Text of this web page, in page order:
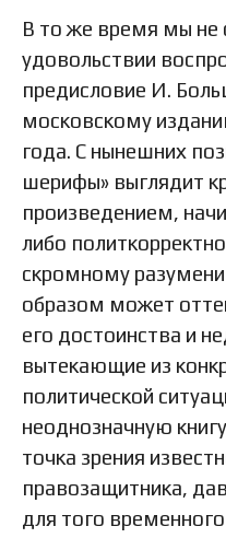
В то же время мы не
удовольствии
предисловие И.
московскому
года. С нынешних
шерифы» выглядит
произведением,
либо
скромному
образом может
его достоинства и
вытекающие из
политической
неоднозначную
точка зрения
правозащитника,
для того